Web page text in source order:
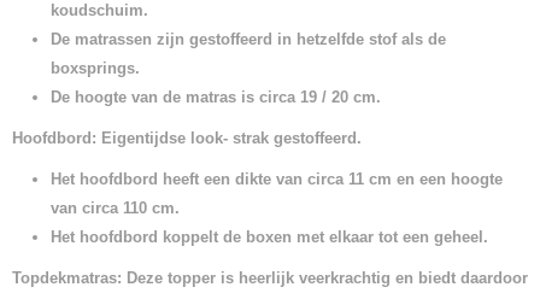
koudschuim.
De matrassen zijn gestoffeerd in hetzelfde stof als de
boxsprings.
De hoogte van de matras is circa 19 / 20 cm.
Hoofdbord: Eigentijdse look- strak gestoffeerd.
Het hoofdbord heeft een dikte van circa 11 cm en een hoogte
van circa 110 cm.
Het hoofdbord koppelt de boxen met elkaar tot een geheel.
Topdekmatras: Deze topper is heerlijk veerkrachtig en biedt daardoor